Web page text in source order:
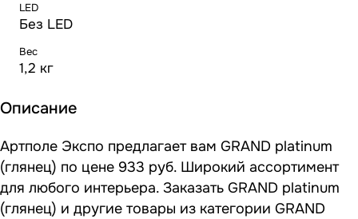
LED
Без LED
Вес
1,2 кг
Описание
Артполе Экспо предлагает вам GRAND platinum
(глянец) по цене 933 руб. Широкий ассортимент
для любого интерьера. Заказать GRAND platinum
(глянец) и другие товары из категории GRAND